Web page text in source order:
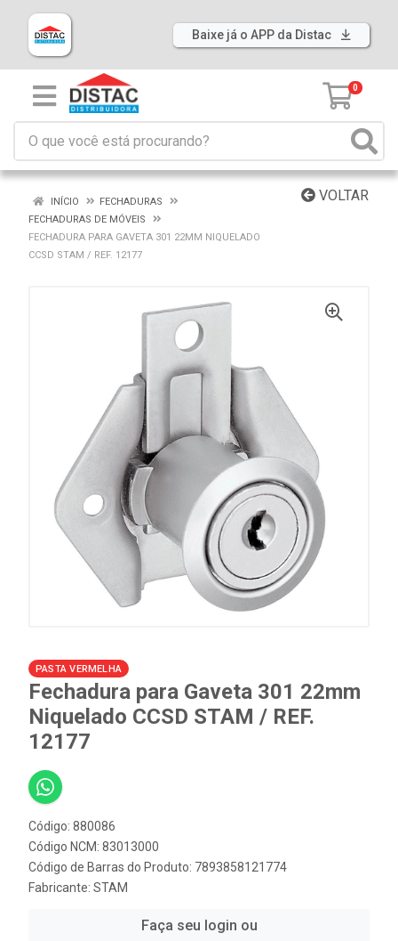
Baixe já o APP da Distac
0
VOLTAR
INÍCIO
FECHADURAS
FECHADURAS DE MÓVEIS
FECHADURA PARA GAVETA 301 22MM NIQUELADO
CCSD STAM / REF. 12177
PASTA VERMELHA
Fechadura para Gaveta 301 22mm
Niquelado CCSD STAM / REF.
12177
Código: 880086
Código NCM: 83013000
Código de Barras do Produto: 7893858121774
Fabricante: STAM
Faça seu login ou